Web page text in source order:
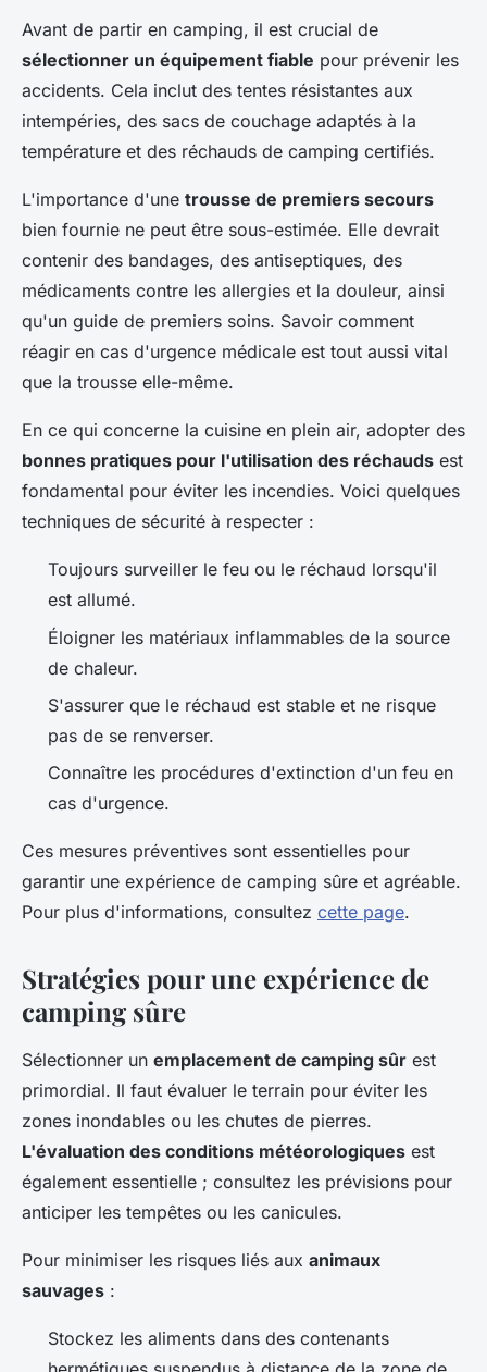
Avant de partir en camping, il est crucial de
sélectionner un équipement fiable pour prévenir les
accidents. Cela inclut des tentes résistantes aux
intempéries, des sacs de couchage adaptés à la
température et des réchauds de camping certifiés.
L'importance d'une trousse de premiers secours
bien fournie ne peut être sous-estimée. Elle devrait
contenir des bandages, des antiseptiques, des
médicaments contre les allergies et la douleur, ainsi
qu'un guide de premiers soins. Savoir comment
réagir en cas d'urgence médicale est tout aussi vital
que la trousse elle-même.
En ce qui concerne la cuisine en plein air, adopter des
bonnes pratiques pour l'utilisation des réchauds est
fondamental pour éviter les incendies. Voici quelques
techniques de sécurité à respecter :
Toujours surveiller le feu ou le réchaud lorsqu'il
est allumé.
Éloigner les matériaux inflammables de la source
de chaleur.
S'assurer que le réchaud est stable et ne risque
pas de se renverser.
Connaître les procédures d'extinction d'un feu en
cas d'urgence.
Ces mesures préventives sont essentielles pour
garantir une expérience de camping sûre et agréable.
Pour plus d'informations, consultez cette page.
Stratégies pour une expérience de
camping sûre
Sélectionner un emplacement de camping sûr est
primordial. Il faut évaluer le terrain pour éviter les
zones inondables ou les chutes de pierres.
L'évaluation des conditions météorologiques est
également essentielle ; consultez les prévisions pour
anticiper les tempêtes ou les canicules.
Pour minimiser les risques liés aux animaux
sauvages :
Stockez les aliments dans des contenants